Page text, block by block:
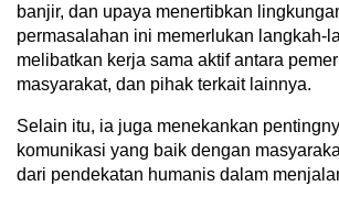
banjir, dan upaya menertibkan
permasalahan ini memerlukan langkah-
melibatkan kerja sama aktif antara
masyarakat, dan pihak terkait lainnya.
Selain itu, ia juga menekankan
komunikasi yang baik dengan
dari pendekatan humanis dalam